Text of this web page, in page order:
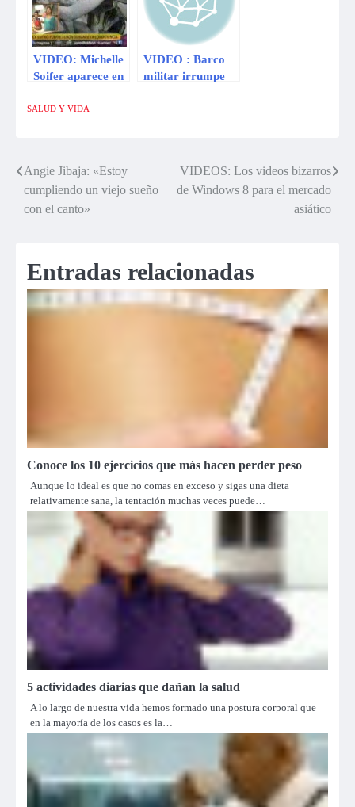
VIDEO: Michelle
Soifer aparece en
apoyando a Erick
VIDEO : Barco
militar irrumpe
SALUD Y VIDA
Navegación
de
Angie Jibaja: «Estoy
cumpliendo un viejo sueño
con el canto»
VIDEOS: Los videos bizarros
de Windows 8 para el mercado
asiático
Entradas relacionadas
Conoce los 10 ejercicios que más hacen perder peso
Aunque lo ideal es que no comas en exceso y sigas una dieta
relativamente sana, la tentación muchas veces puede…
5 actividades diarias que dañan la salud
A lo largo de nuestra vida hemos formado una postura corporal que
en la mayoría de los casos es la…